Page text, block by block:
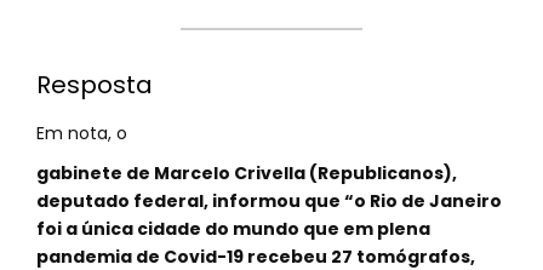
Resposta
Em nota, o
gabinete de Marcelo Crivella (Republicanos),
deputado federal, informou que “o Rio de Janeiro
foi a única cidade do mundo que em plena
pandemia de Covid-19 recebeu 27 tomógrafos,